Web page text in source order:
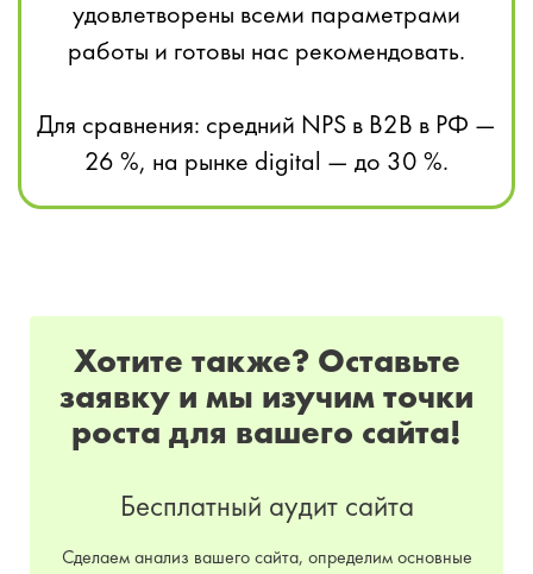
удовлетворены всеми параметрами
работы и готовы нас рекомендовать.
Для сравнения: средний NPS в B2B в РФ —
26 %, на рынке digital — до 30 %.
Хотите также? Оставьте
заявку и мы изучим точки
роста для вашего сайта!
Бесплатный аудит сайта
Сделаем анализ вашего сайта, определим основные